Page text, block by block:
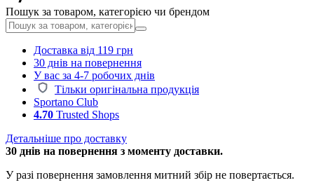
Пошук за товаром, категорією чи брендом
Доставка від 119 грн
30 днів на повернення
У вас за 4-7 робочих днів
Тільки оригінальна продукція
Sportano Club
4.70 Trusted Shops
Детальніше про доставку
30 днів на повернення з моменту доставки.
У разі повернення замовлення митний збір не повертається.